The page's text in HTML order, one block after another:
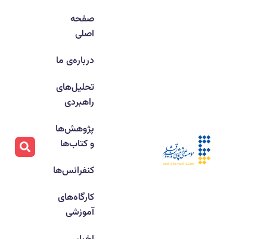
صفحه
اصلی
درباره‌ی ما
تحلیل‌های
راهبردی
پژوهش‌ها
و کتاب‌ها
کنفرانس‌ها
کارگاه‌های
آموزشی